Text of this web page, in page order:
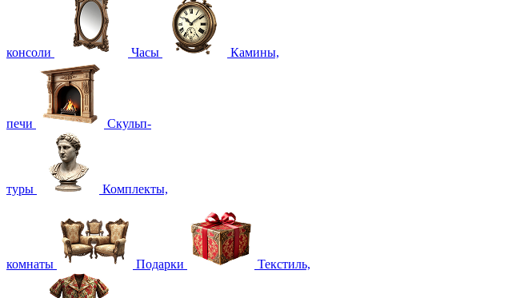
консоли Часы Камины,
печи Скульп-
туры Комплекты,
комнаты Подарки Текстиль,